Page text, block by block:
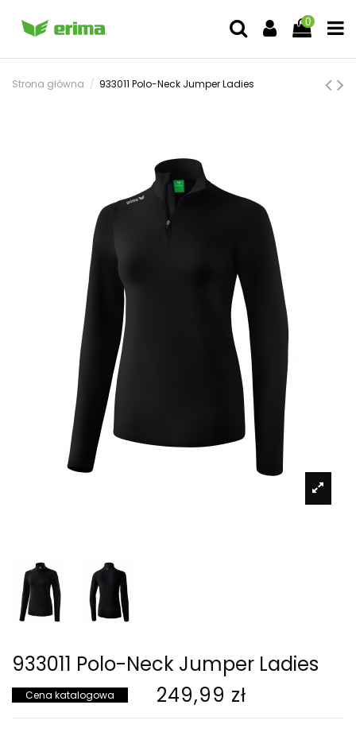
0
Strona główna 933011 Polo-Neck Jumper Ladies
933011 Polo-Neck Jumper Ladies
Cena katalogowa 249,99 zł